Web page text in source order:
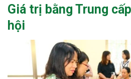
Giá trị bằng Trung
hội